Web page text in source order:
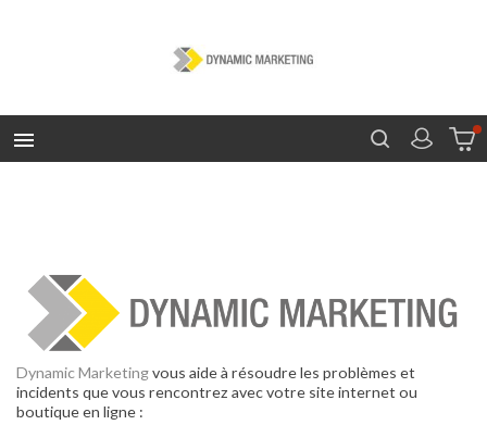

Dynamic Marketingvous aide à résoudre les problèmes et
incidents que vous rencontrez avec votre site internet ou
boutique en ligne :